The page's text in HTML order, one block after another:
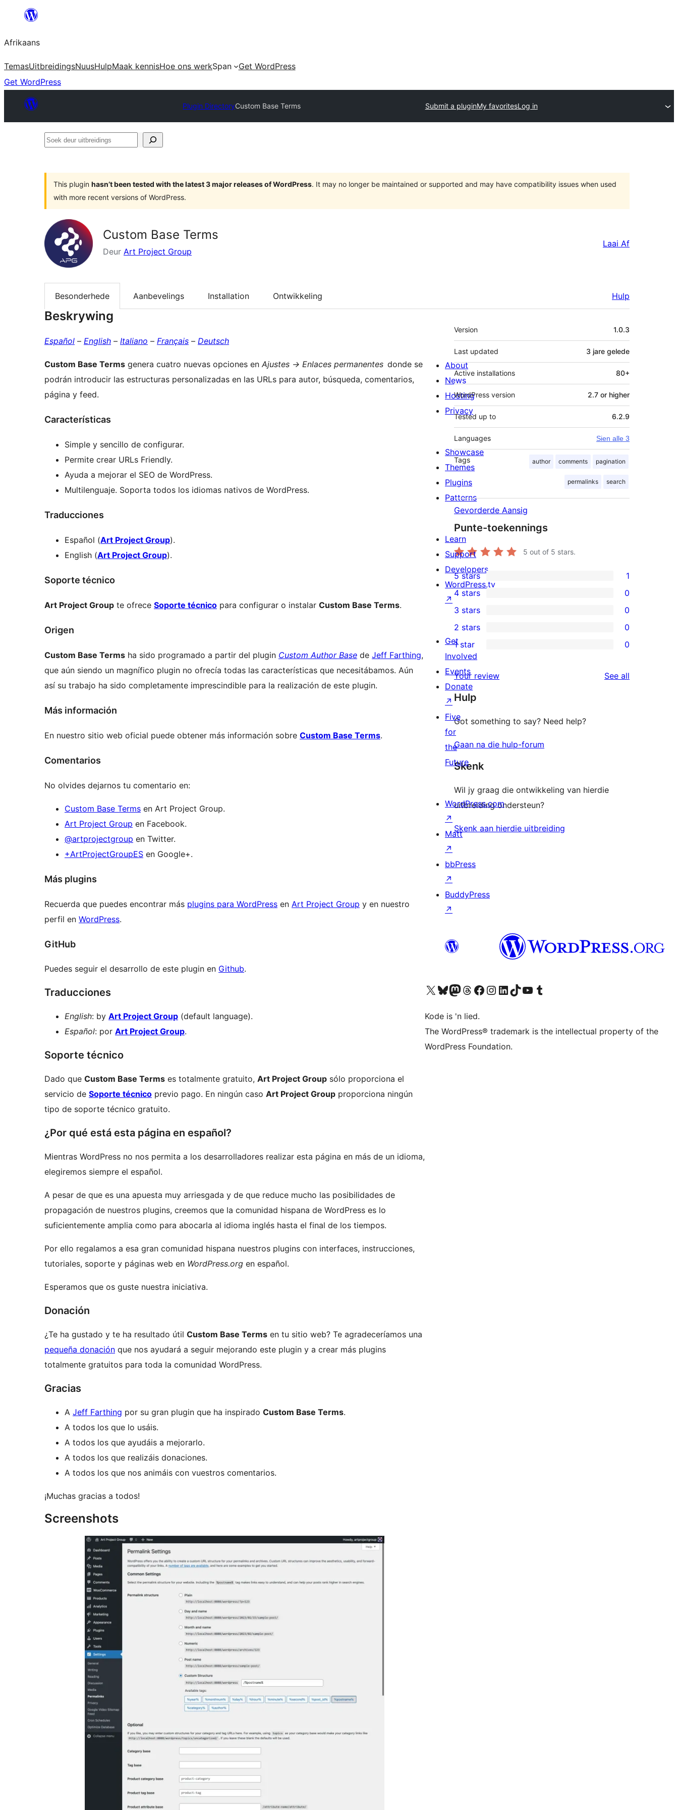
content
Afrikaans
TemasUitbreidingsNuusHulpMaak kennisHoe ons werkSpan
Get WordPress
Get WordPress
Plugin DirectoryCustom Base Terms Submit a pluginMy favoritesLog in
Soek
This plugin hasn’t been tested with the latest 3 major releases of WordPress. It may no longer be maintained or supported and may have compatibility issues when used
with more recent versions of WordPress.
Custom Base Terms
Deur Art Project Group
Laai Af
Besonderhede Aanbevelings Installation Ontwikkeling Hulp
Beskrywing
Español – English – Italiano – Français – Deutsch
Custom Base Terms genera cuatro nuevas opciones en Ajustes -> Enlaces permanentes donde se
podrán introducir las estructuras personalizadas en las URLs para autor, búsqueda, comentarios,
página y feed.
Características
Simple y sencillo de configurar.
Permite crear URLs Friendly.
Ayuda a mejorar el SEO de WordPress.
Multilenguaje. Soporta todos los idiomas nativos de WordPress.
Traducciones
Español (Art Project Group).
English (Art Project Group).
Soporte técnico
Art Project Group te ofrece Soporte técnico para configurar o instalar Custom Base Terms.
Origen
Custom Base Terms ha sido programado a partir del plugin Custom Author Base de Jeff Farthing,
que aún siendo un magnífico plugin no ofrecía todas las características que necesitábamos. Aún
así su trabajo ha sido completamente imprescindible para la realización de este plugin.
Más información
En nuestro sitio web oficial puede obtener más información sobre Custom Base Terms.
Comentarios
No olvides dejarnos tu comentario en:
Custom Base Terms en Art Project Group.
Art Project Group en Facebook.
@artprojectgroup en Twitter.
+ArtProjectGroupES en Google+.
Más plugins
Recuerda que puedes encontrar más plugins para WordPress en Art Project Group y en nuestro
perfil en WordPress.
GitHub
Puedes seguir el desarrollo de este plugin en Github.
Traducciones
English: by Art Project Group (default language).
Español: por Art Project Group.
Soporte técnico
Dado que Custom Base Terms es totalmente gratuito, Art Project Group sólo proporciona el
servicio de Soporte técnico previo pago. En ningún caso Art Project Group proporciona ningún
tipo de soporte técnico gratuito.
¿Por qué está esta página en español?
Mientras WordPress no nos permita a los desarrolladores realizar esta página en más de un idioma,
elegiremos siempre el español.
A pesar de que es una apuesta muy arriesgada y de que reduce mucho las posibilidades de
propagación de nuestros plugins, creemos que la comunidad hispana de WordPress es lo
suficientemente amplia como para abocarla al idioma inglés hasta el final de los tiempos.
Por ello regalamos a esa gran comunidad hispana nuestros plugins con interfaces, instrucciones,
tutoriales, soporte y páginas web en WordPress.org en español.
Esperamos que os guste nuestra iniciativa.
Donación
¿Te ha gustado y te ha resultado útil Custom Base Terms en tu sitio web? Te agradeceríamos una
pequeña donación que nos ayudará a seguir mejorando este plugin y a crear más plugins
totalmente gratuitos para toda la comunidad WordPress.
Gracias
A Jeff Farthing por su gran plugin que ha inspirado Custom Base Terms.
A todos los que lo usáis.
A todos los que ayudáis a mejorarlo.
A todos los que realizáis donaciones.
A todos los que nos animáis con vuestros comentarios.
¡Muchas gracias a todos!
Screenshots
Meta
Version 1.0.3
Last updated 3 jare gelede
Active installations 80+
WordPress version 2.7 or higher
Tested up to 6.2.9
Languages Sien alle 3
Tags author comments pagination
permalinks search
Gevorderde Aansig
Punte-toekennings
5 out of 5 stars.
1
5-
star
review
5 stars 1
4-
star
reviews
4 stars 0
0
3-
star
reviews
3 stars 0
2-
reviews
2 stars 0
star
reviews
1 star 0
Your review See all
Hulp
Got something to say? Need help?
Gaan na die hulp-forum
Skenk
Wil jy graag die ontwikkeling van hierdie
uitbreiding ondersteun?
Skenk aan hierdie uitbreiding
About
News
Hosting
Privacy
Showcase
Themes
Plugins
Patterns
Learn
Support
Developers
WordPress.tv
↗
Get
Involved
Events
Donate
↗
Five
for
the
Future
WordPress.com
↗
Matt
↗
bbPress
↗
BuddyPress
↗
Visit our X (formerly Twitter) account
Visit our Bluesky account
Visit our Mastodon account
Visit our Threads account
Visit our Facebook page
Visit our Instagram account
Visit our LinkedIn account
Visit our TikTok account
Visit our YouTube channel
Visit our Tumblr account
Kode is 'n lied.
The WordPress® trademark is the intellectual property of the
WordPress Foundation.